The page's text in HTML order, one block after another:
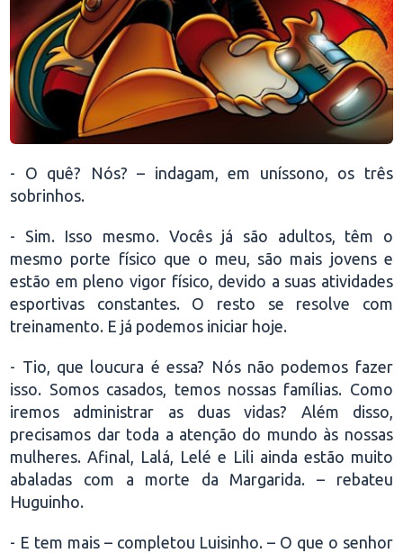
- O quê? Nós? – indagam, em uníssono, os três
sobrinhos.
- Sim. Isso mesmo. Vocês já são adultos, têm o
mesmo porte físico que o meu, são mais jovens e
estão em pleno vigor físico, devido a suas atividades
esportivas constantes. O resto se resolve com
treinamento. E já podemos iniciar hoje.
- Tio, que loucura é essa? Nós não podemos fazer
isso. Somos casados, temos nossas famílias. Como
iremos administrar as duas vidas? Além disso,
precisamos dar toda a atenção do mundo às nossas
mulheres. Afinal, Lalá, Lelé e Lili ainda estão muito
abaladas com a morte da Margarida. – rebateu
Huguinho.
- E tem mais – completou Luisinho. – O que o senhor